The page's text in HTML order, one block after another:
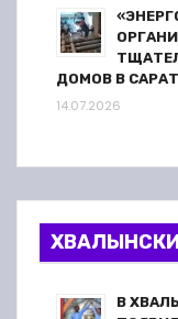
ДОМОВ В
14.07.2026
В